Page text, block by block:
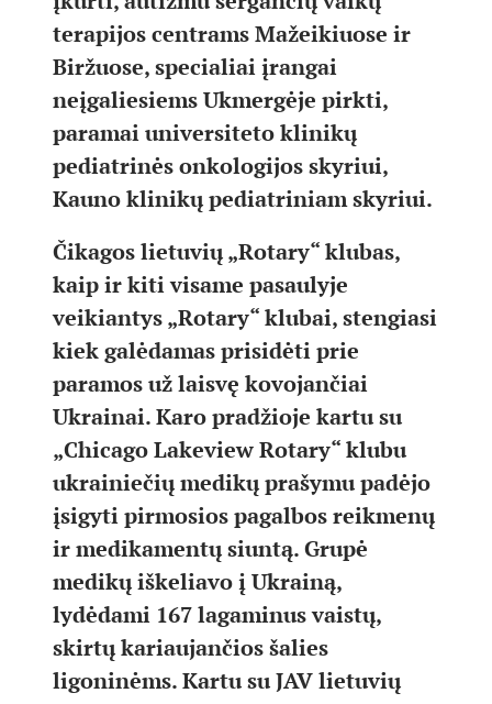
terapijos centrams Mažeikiuose ir
Biržuose, specialiai įrangai
neįgaliesiems Ukmergėje pirkti,
paramai universiteto klinikų
pediatrinės onkologijos skyriui,
Kauno klinikų pediatriniam skyriui.
Čikagos lietuvių „Rotary“ klubas,
kaip ir kiti visame pasaulyje
veikiantys „Rotary“ klubai, stengiasi
kiek galėdamas prisidėti prie
paramos už laisvę kovojančiai
Ukrainai. Karo pradžioje kartu su
„Chicago Lakeview Rotary“ klubu
ukrainiečių medikų prašymu padėjo
įsigyti pirmosios pagalbos reikmenų
ir medikamentų siuntą. Grupė
medikų iškeliavo į Ukrainą,
lydėdami 167 lagaminus vaistų,
skirtų kariaujančios šalies
ligoninėms. Kartu su JAV lietuvių